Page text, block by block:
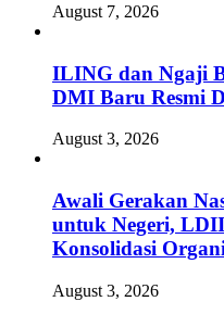
August 7, 2026
ILING dan Ngaji
DMI Baru Resmi
August 3, 2026
Awali Gerakan
untuk Negeri,
Konsolidasi
August 3, 2026